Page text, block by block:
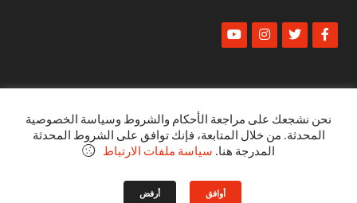
© أخبار الشرقكل الحقوق محفوظة ٢٠٢٣
البنود و الظروف
نحن نشجعك على مراجعة الأحكام والشروط وسياسة الخصوصية
المحدثة. من خلال المتابعة، فإنك توافق على الشروط المحدثة
المدرجة هنا. سياسة ملفات الارتباط
أوافق أرفض